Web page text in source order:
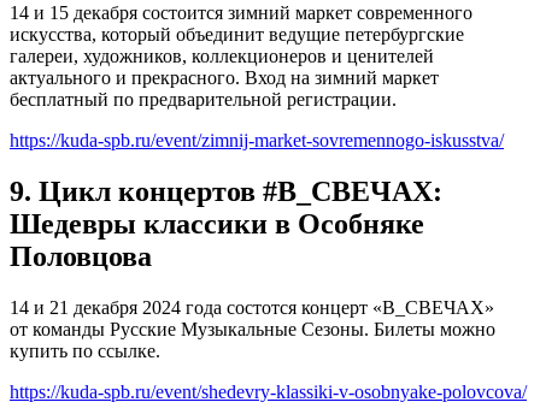
14 и 15 декабря состоится зимний маркет современного
искусства, который объединит ведущие петербургские
галереи, художников, коллекционеров и ценителей
актуального и прекрасного. Вход на зимний маркет
бесплатный по предварительной регистрации.
https://kuda-spb.ru/event/zimnij-market-sovremennogo-iskusstva/
9. Цикл концертов #В_СВЕЧАХ:
Шедевры классики в Особняке
Половцова
14 и 21 декабря 2024 года состотся концерт «В_СВЕЧАХ»
от команды Русские Музыкальные Сезоны. Билеты можно
купить по ссылке.
https://kuda-spb.ru/event/shedevry-klassiki-v-osobnyake-polovcova/